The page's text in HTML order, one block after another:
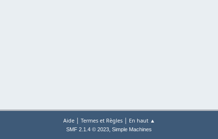
Aide| Termes et Règles| En haut ▲
SMF 2.1.4 © 2023, Simple Machines